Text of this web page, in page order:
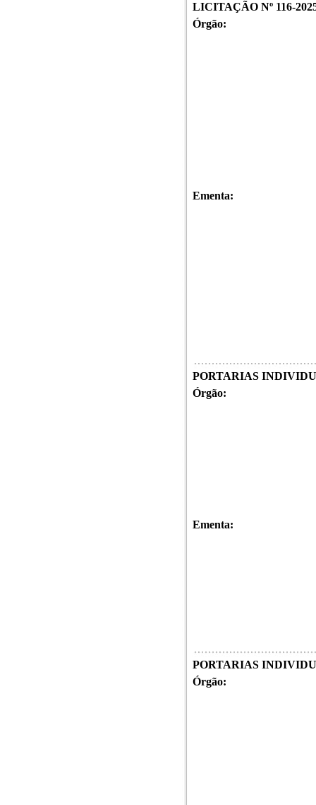
LICITAÇÃO Nº 116-
Órgão:
Ementa:
PORTARIAS
Órgão:
Ementa:
PORTARIAS
Órgão: